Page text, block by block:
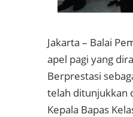
Jakarta – Balai
apel pagi yang
Berprestasi
telah ditunjukkan
Kepala Bapas